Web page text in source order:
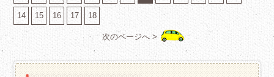
14 15 16 17 18
次のページへ >